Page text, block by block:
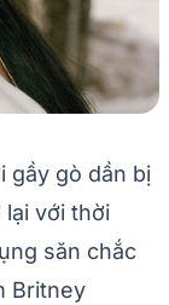
gầy gò dần bị
lại với thời
săn chắc
Britney